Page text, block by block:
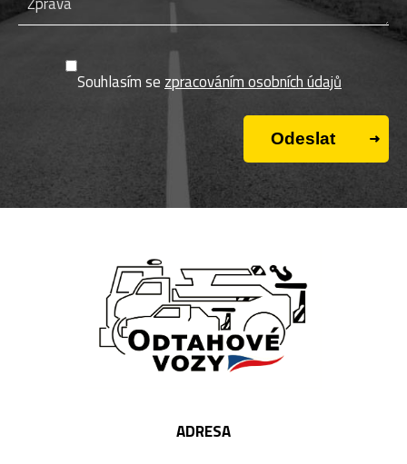
Souhlasím se zpracováním osobních údajů
ADRESA